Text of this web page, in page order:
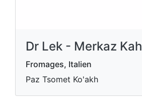
Dr Lek - Merkaz Kah
Fromages, Italien
Paz Tsomet Ko'akh